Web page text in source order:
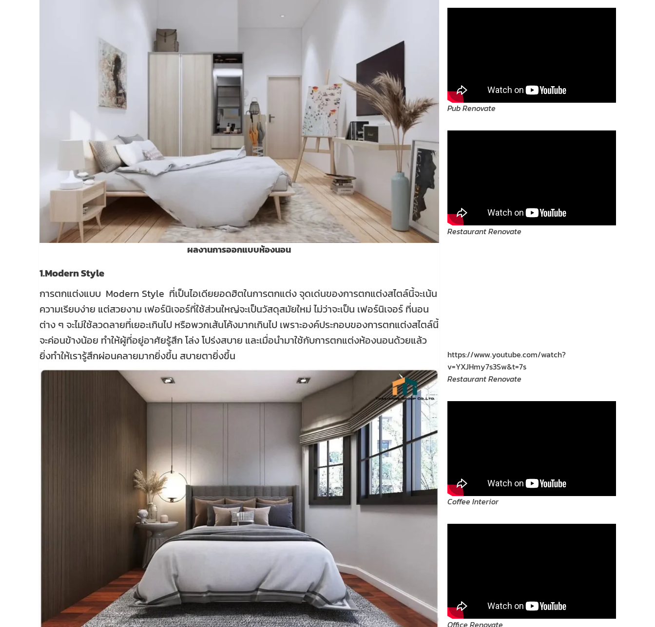
ผลงานการออกแบบห้องนอน
1.Modern Style
การตกแต่งแบบ Modern Style ที่เป็นไอเดียยอดฮิตในการตกแต่ง จุดเด่นของการตกแต่งสไตล์นี้จะเน้น
ความเรียบง่าย แต่สวยงาม เฟอร์นิเจอร์ที่ใช้ส่วนใหญ่จะเป็นวัสดุสมัยใหม่ ไม่ว่าจะเป็น เฟอร์นิเจอร์ ที่นอน
ต่าง ๆ จะไม่ใช้ลวดลายที่เยอะเกินไป หรือพวกเส้นโค้งมากเกินไป เพราะองค์ประกอบของการตกแต่งสไตล์นี้
จะค่อนข้างน้อย ทำให้ผู้ที่อยู่อาศัยรู้สึก โล่ง โปร่งสบาย และเมื่อนำมาใช้กับการตกแต่งห้องนอนด้วยแล้ว
ยิ่งทำให้เรารู้สึกผ่อนคลายมากยิ่งขึ้น สบายตายิ่งขึ้น
Pub Renovate
Restaurant Renovate
https://www.youtube.com/watch?
v=YXJHmy7s3Sw&t=7s
Restaurant Renovate
Coffee Interior
Office Renovate